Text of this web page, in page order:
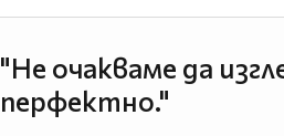
"Не очакваме да
перфектно."